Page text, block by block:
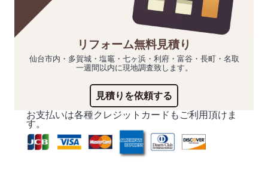
リフォーム無料見積り
仙台市内・多賀城・塩竈・七ヶ浜・利府・富谷・長町・名取
一週間以内に現地調査致します。
見積りを依頼する
お支払いは各種クレジットカードもご利用頂けま
す。